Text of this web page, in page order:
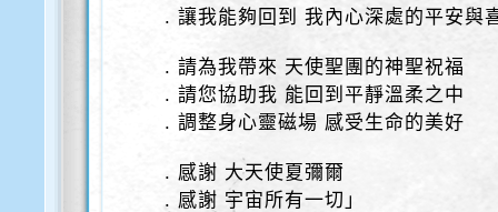
. 讓我能夠回到 我內心深處的平安與
. 請為我帶來 天使聖團的神聖祝福
. 請您協助我 能回到平靜溫柔之中
. 調整身心靈磁場 感受生命的美好
. 感謝 大天使夏彌爾
. 感謝 宇宙所有一切」